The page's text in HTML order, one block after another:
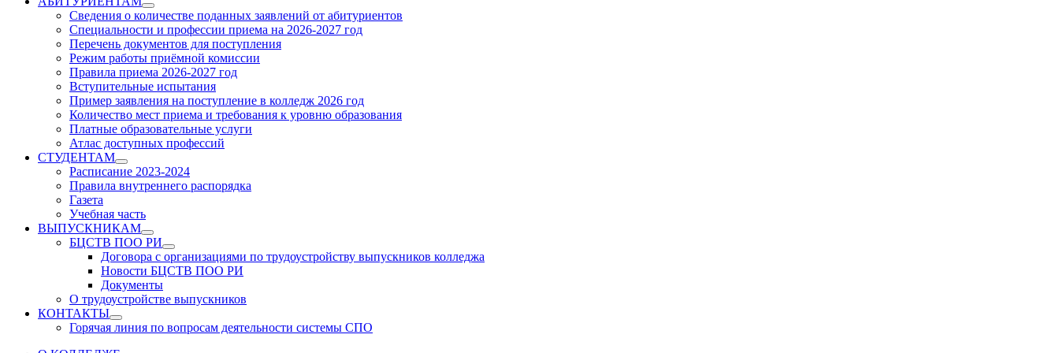
Show
sub
menu
Сведения о количестве поданных заявлений от абитуриентов
Специальности и профессии приема на 2026-2027 год
Перечень документов для поступления
Режим работы приёмной комиссии
Правила приема 2026-2027 год
Вступительные испытания
Пример заявления на поступление в колледж 2026 год
Количество мест приема и требования к уровню образования
Платные образовательные услуги
Атлас доступных профессий
СТУДЕНТАМ
Show
sub
menu
Расписание 2023-2024
Правила внутреннего распорядка
Газета
Учебная часть
ВЫПУСКНИКАМ
Show
sub
menu
БЦСТВ ПОО РИ
Show
sub
menu
Договора с организациями по трудоустройству выпускников колледжа
Новости БЦСТВ ПОО РИ
Документы
О трудоустройстве выпускников
КОНТАКТЫ
Show
sub
Горячая линия по вопросам деятельности системы СПО